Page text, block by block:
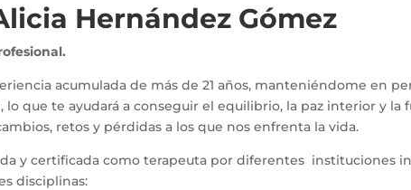
Hernández Gómez
acumulada de más de 21 años, manteniéndome en
lo que te ayudará a conseguir el equilibrio, la paz interior y la
retos y pérdidas a los que nos enfrenta la vida.
y certificada como terapeuta por diferentes instituciones
disciplinas: